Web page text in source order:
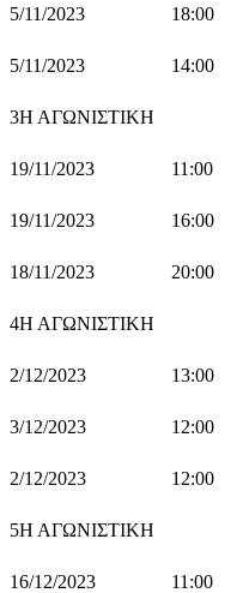
5/11/2023 18:00
5/11/2023 14:00
3Η ΑΓΩΝΙΣΤΙΚΗ
19/11/2023 11:00
19/11/2023 16:00
18/11/2023 20:00
4Η ΑΓΩΝΙΣΤΙΚΗ
2/12/2023 13:00
3/12/2023 12:00
2/12/2023 12:00
5Η ΑΓΩΝΙΣΤΙΚΗ
16/12/2023 11:00